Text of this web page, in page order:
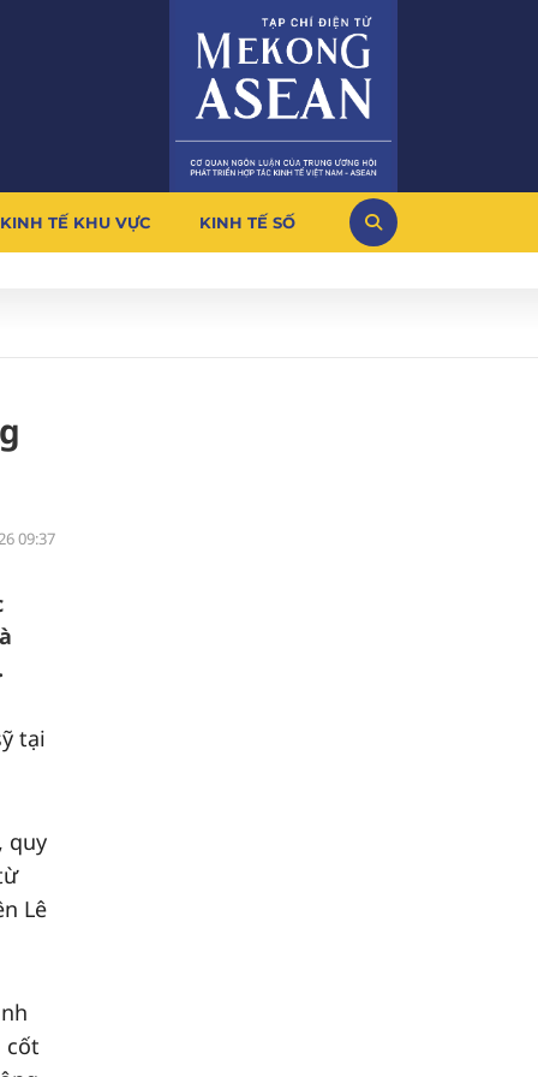
KINH TẾ KHU VỰC KINH TẾ SỐ
09:37
tại
quy
Lê
cốt